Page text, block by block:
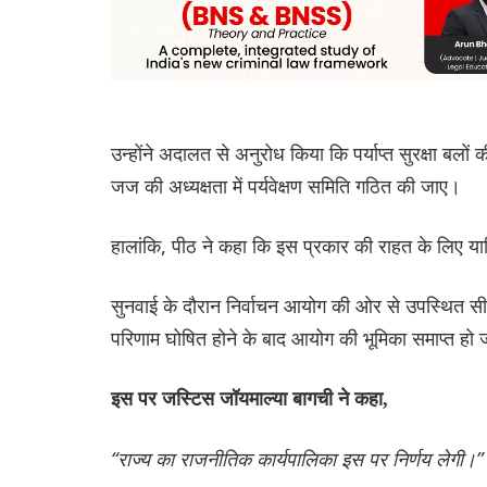
उन्होंने अदालत से अनुरोध किया कि पर्याप्त सुरक्षा बलों
जज की अध्यक्षता में पर्यवेक्षण समिति गठित की जाए।
हालांकि, पीठ ने कहा कि इस प्रकार की राहत के लिए
सुनवाई के दौरान निर्वाचन आयोग की ओर से उपस्थित
परिणाम घोषित होने के बाद आयोग की भूमिका समाप्त हो
इस पर जस्टिस जॉयमाल्या बागची ने कहा,
“राज्य का राजनीतिक कार्यपालिका इस पर निर्णय लेगी।”